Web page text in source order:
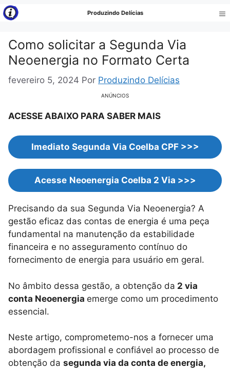
Pular
para
conteúdo
Produzindo Delícias
Como solicitar a Segunda Via
Neoenergia no Formato Certa
fevereiro 5, 2024 Por Produzindo Delícias
ANÚNCIOS
ACESSE ABAIXO PARA SABER MAIS
Imediato Segunda Via Coelba CPF>>>
Acesse Neoenergia Coelba 2 Via >>>
Precisando da sua Segunda Via Neoenergia? A
gestão eficaz das contas de energia é uma peça
fundamental na manutenção da estabilidade
financeira e no asseguramento contínuo do
fornecimento de energia para usuário em geral.
No âmbito dessa gestão, a obtenção da 2 via
conta Neoenergia emerge como um procedimento
essencial.
Neste artigo, comprometemo-nos a fornecer uma
abordagem profissional e confiável ao processo de
obtenção da segunda via da conta de energia,